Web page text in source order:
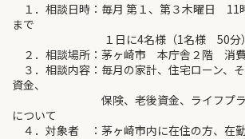
１．相談日時：毎月 第１、第３木曜日 11
まで
１日に4名様（1名様 50分
２．相談場所：茅ヶ崎市 本庁舎２階 消
３．相談内容：毎月の家計、住宅ローン、そ
資金、
保険、老後資金、ライフプラン
について
４．対象者 ：茅ヶ崎市内に在住の方、在